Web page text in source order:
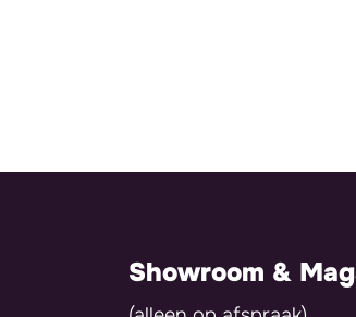
Showroom &